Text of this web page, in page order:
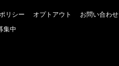
リシー オプトアウト お問い合わせ
集中